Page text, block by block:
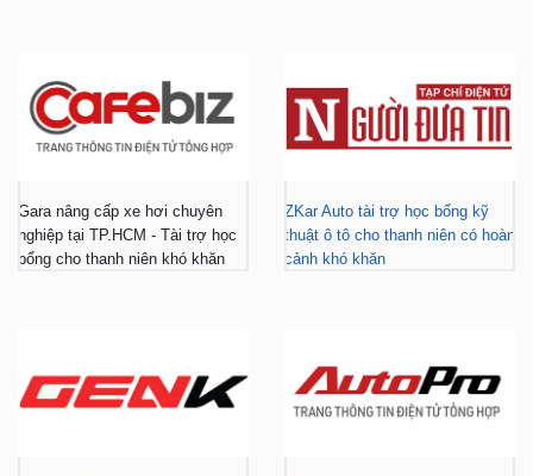
Gara nâng cấp xe hơi chuyên
nghiệp tại TP.HCM - Tài trợ học
bổng cho thanh niên khó khăn
ZKar Auto tài trợ học bổng kỹ
thuật ô tô cho thanh niên có hoàn
cảnh khó khăn